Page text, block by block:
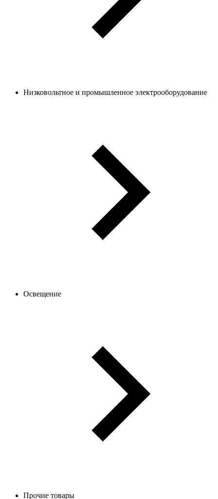
Низковольтное и промышленное электрооборудование
Освещение
Прочие товары